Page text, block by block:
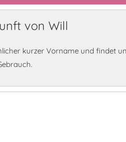
von Will
kurzer Vorname und findet